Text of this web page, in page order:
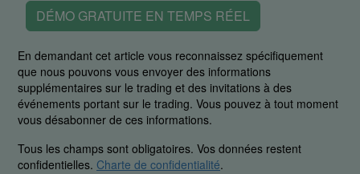
DÉMO GRATUITE EN TEMPS RÉEL
En demandant cet article vous reconnaissez spécifiquement
que nous pouvons vous envoyer des informations
supplémentaires sur le trading et des invitations à des
événements portant sur le trading. Vous pouvez à tout moment
vous désabonner de ces informations.
Tous les champs sont obligatoires. Vos données restent
confidentielles. Charte de confidentialité.